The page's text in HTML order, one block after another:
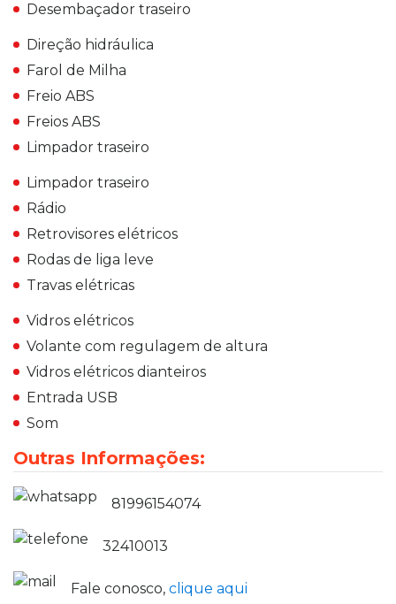
Desembaçador traseiro
Direção hidráulica
Farol de Milha
Freio ABS
Freios ABS
Limpador traseiro
Limpador traseiro
Rádio
Retrovisores elétricos
Rodas de liga leve
Travas elétricas
Vidros elétricos
Volante com regulagem de altura
Vidros elétricos dianteiros
Entrada USB
Som
Outras Informações:
81996154074
32410013
Fale conosco, clique aqui